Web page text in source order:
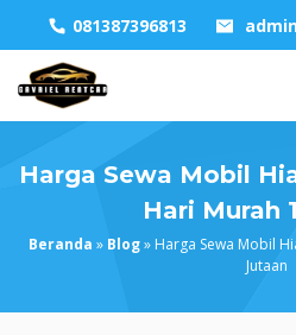
content
081387396813
Harga Sewa Mobil
Hari Murah
Beranda » Blog» Harga Sewa Mobil
Jutaan